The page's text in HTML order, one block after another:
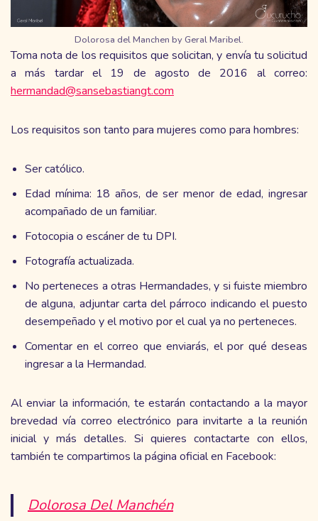
Dolorosa del Manchen by Geral Maribel.
Toma nota de los requisitos que solicitan, y envía tu solicitud
a más tardar el 19 de agosto de 2016 al correo:
hermandad@sansebastiangt.com
Los requisitos son tanto para mujeres como para hombres:
Ser católico.
Edad mínima: 18 años, de ser menor de edad, ingresar
acompañado de un familiar.
Fotocopia o escáner de tu DPI.
Fotografía actualizada.
No perteneces a otras Hermandades, y si fuiste miembro
de alguna, adjuntar carta del párroco indicando el puesto
desempeñado y el motivo por el cual ya no perteneces.
Comentar en el correo que enviarás, el por qué deseas
ingresar a la Hermandad.
Al enviar la información, te estarán contactando a la mayor
brevedad vía correo electrónico para invitarte a la reunión
inicial y más detalles. Si quieres contactarte con ellos,
también te compartimos la página oficial en Facebook:
Dolorosa Del Manchén